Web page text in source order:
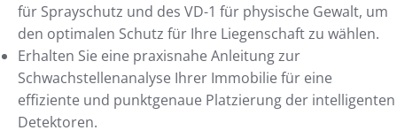
für Sprayschutz und des VD-1 für physische Gewalt, um
den optimalen Schutz für Ihre Liegenschaft zu wählen.
Erhalten Sie eine praxisnahe Anleitung zur
Schwachstellenanalyse Ihrer Immobilie für eine
effiziente und punktgenaue Platzierung der intelligenten
Detektoren.